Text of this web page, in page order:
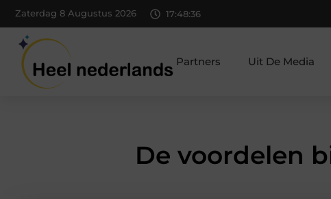
Zaterdag 8 Augustus 2026 17:48:38
Partners Uit De Media
De voordelen